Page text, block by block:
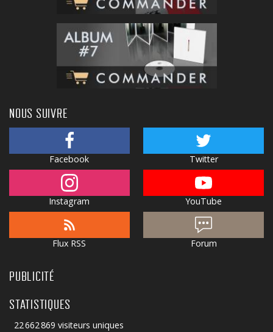
NOUS SUIVRE
Facebook Twitter
Instagram YouTube
Flux RSS Forum
PUBLICITÉ
STATISTIQUES
22 662 869 visiteurs uniques